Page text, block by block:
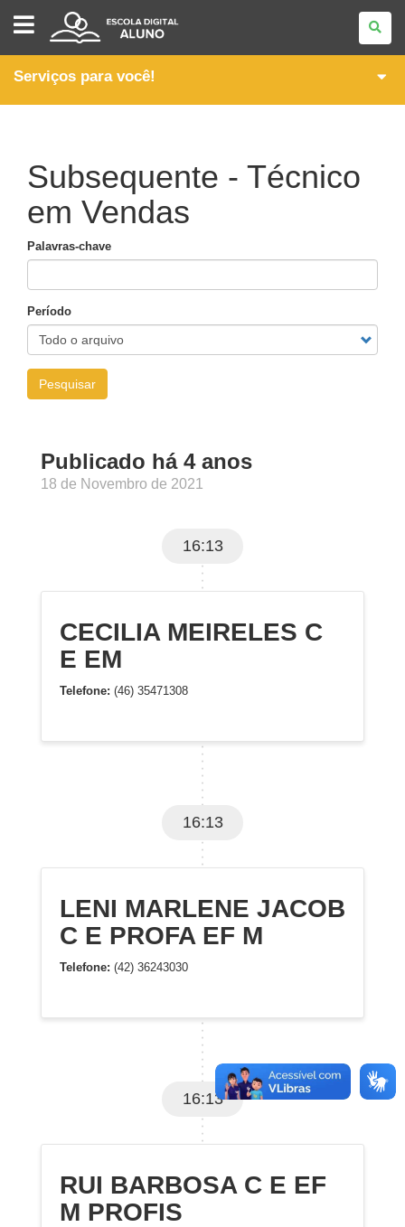
ESCOLA
DIGITAL
-
ALUNO
Serviços para você!
Subsequente - Técnico
em Vendas
Palavras-chave
Período
Pesquisar
Publicado há 4 anos
18 de Novembro de 2021
16:13
CECILIA MEIRELES C
E EM
Telefone: (46) 35471308
16:13
LENI MARLENE JACOB
C E PROFA EF M
Telefone: (42) 36243030
16:13
RUI BARBOSA C E EF
M PROFIS